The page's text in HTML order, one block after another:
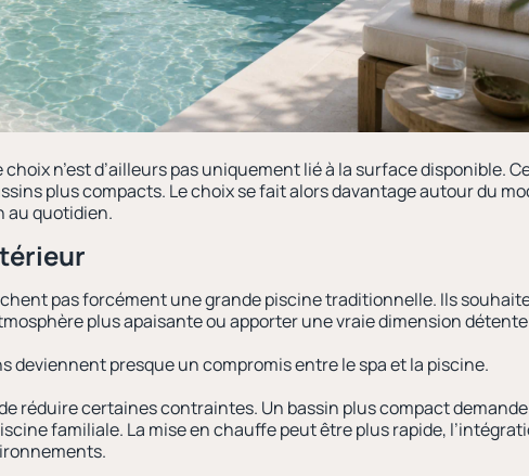
n’est d’ailleurs pas uniquement lié à la surface disponible.
plus compacts. Le choix se fait alors davantage autour du
au quotidien.
pas forcément une grande piscine traditionnelle. Ils
plus apaisante ou apporter une vraie dimension
deviennent presque un compromis entre le spa et la piscine.
réduire certaines contraintes. Un bassin plus compact
familiale. La mise en chauffe peut être plus rapide,